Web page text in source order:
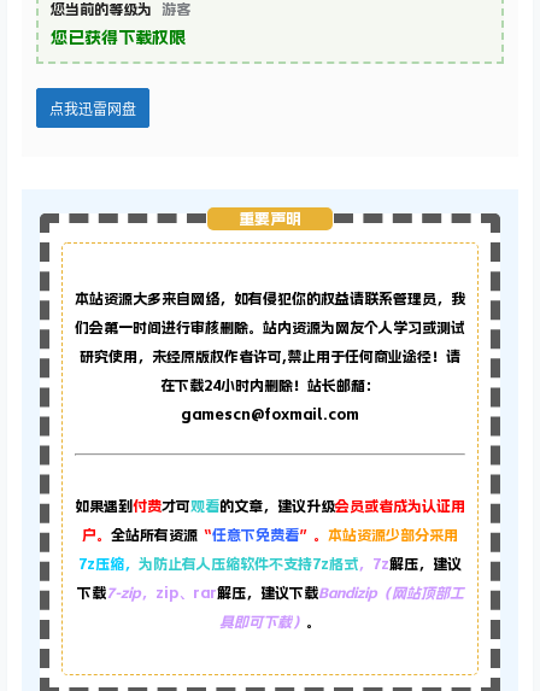
您当前的等级为 游客
您已获得下载权限
点我迅雷网盘
重要声明
本站资源大多来自网络，如有侵犯你的权益请联系管理员， 我
们会第一时间进行审核删除。站内资源为网友个人学习或测试
研究使用，未经原版权作者许可,禁止用于任何商业途径！请
在下载24小时内删除！站长邮箱：
gamescn@foxmail.com
如果遇到 付费才可观看的文章，建议升级会员或者成为认证用
户。 全站所有资源 “任意下免费看”。 本站资源少部分采用
7z压缩， 为防止有人压缩软件不支持7z格式，7z解压，建议
下载7-zip，zip、rar解压，建议下载Bandizip（网站顶部工
具即可下载） 。